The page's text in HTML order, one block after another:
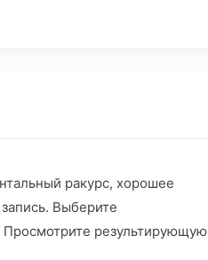
ракурс, хорошее
Выберите
результирующую